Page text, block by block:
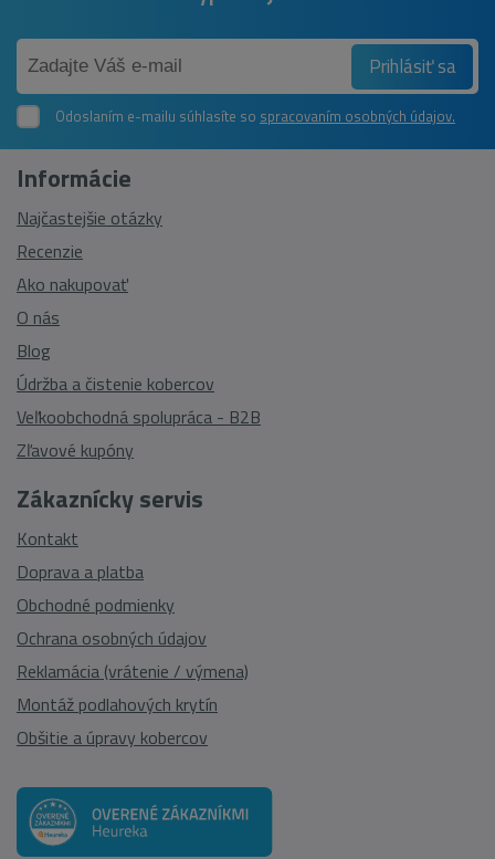
Prihlásiť sa
Odoslaním e-mailu súhlasíte so spracovaním osobných údajov.
Zákaznícky servis
Kontakt
Doprava a platba
Obchodné podmienky
Ochrana osobných údajov
Reklamácia (vrátenie / výmena)
Montáž podlahových krytín
Obšitie a úpravy kobercov
Informácie
Najčastejšie otázky
Recenzie
Ako nakupovať
O nás
Blog
Údržba a čistenie kobercov
Veľkoobchodná spolupráca - B2B
Zľavové kupóny